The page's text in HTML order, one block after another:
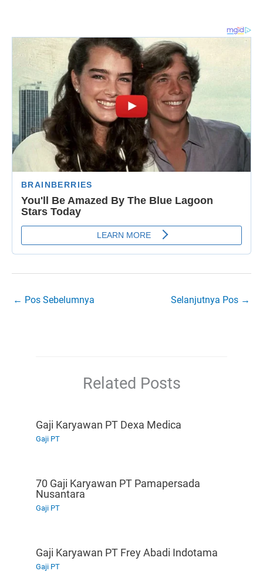
← Pos Sebelumnya Selanjutnya Pos →
Related Posts
Gaji Karyawan PT Dexa Medica
Gaji PT
70 Gaji Karyawan PT Pamapersada
Nusantara
Gaji PT
Gaji Karyawan PT Frey Abadi Indotama
Gaji PT